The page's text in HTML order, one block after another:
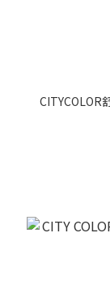
CITYCOLOR